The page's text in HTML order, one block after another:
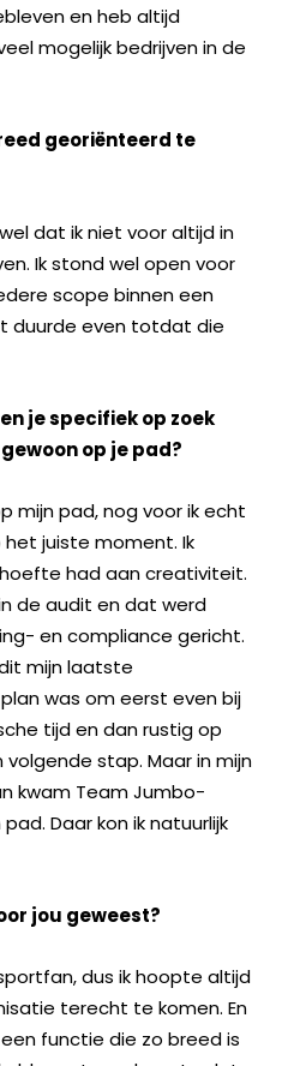
en heb altijd
mogelijk bedrijven in de
georiënteerd te
dat ik niet voor altijd in
Ik stond wel open voor
scope binnen een
duurde even totdat die
je specifiek op zoek
op je pad?
mijn pad, nog voor ik echt
juiste moment. Ik
had aan creativiteit.
de audit en dat werd
en compliance gericht.
mijn laatste
was om eerst even bij
tijd en dan rustig op
stap. Maar in mijn
kwam Team Jumbo-
Daar kon ik natuurlijk
jou geweest?
dus ik hoopte altijd
terecht te komen. En
functie die zo breed is